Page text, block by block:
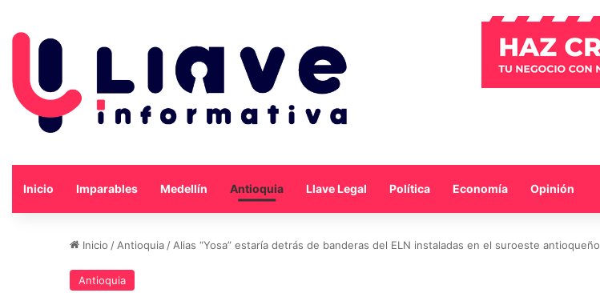
Inicio Imparables Medellín Antioquia Llave Legal Política Economía Opinión
Inicio / Antioquia / Alias “Yosa” estaría detrás de banderas del ELN instaladas en el suroeste antioqueño
Antioquia